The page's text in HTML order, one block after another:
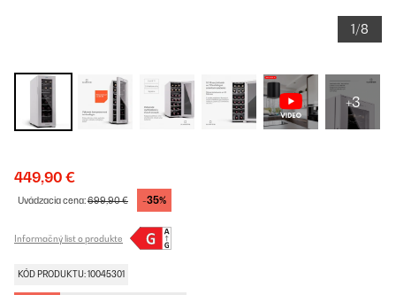
1/8
+3
449,90 €
Uvádzacia cena:699,90 € -35%
Informačný list o produkte
KÓD PRODUKTU: 10045301